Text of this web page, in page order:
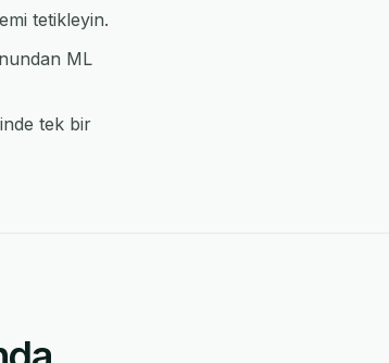
tetikleyin.
ML
tek bir